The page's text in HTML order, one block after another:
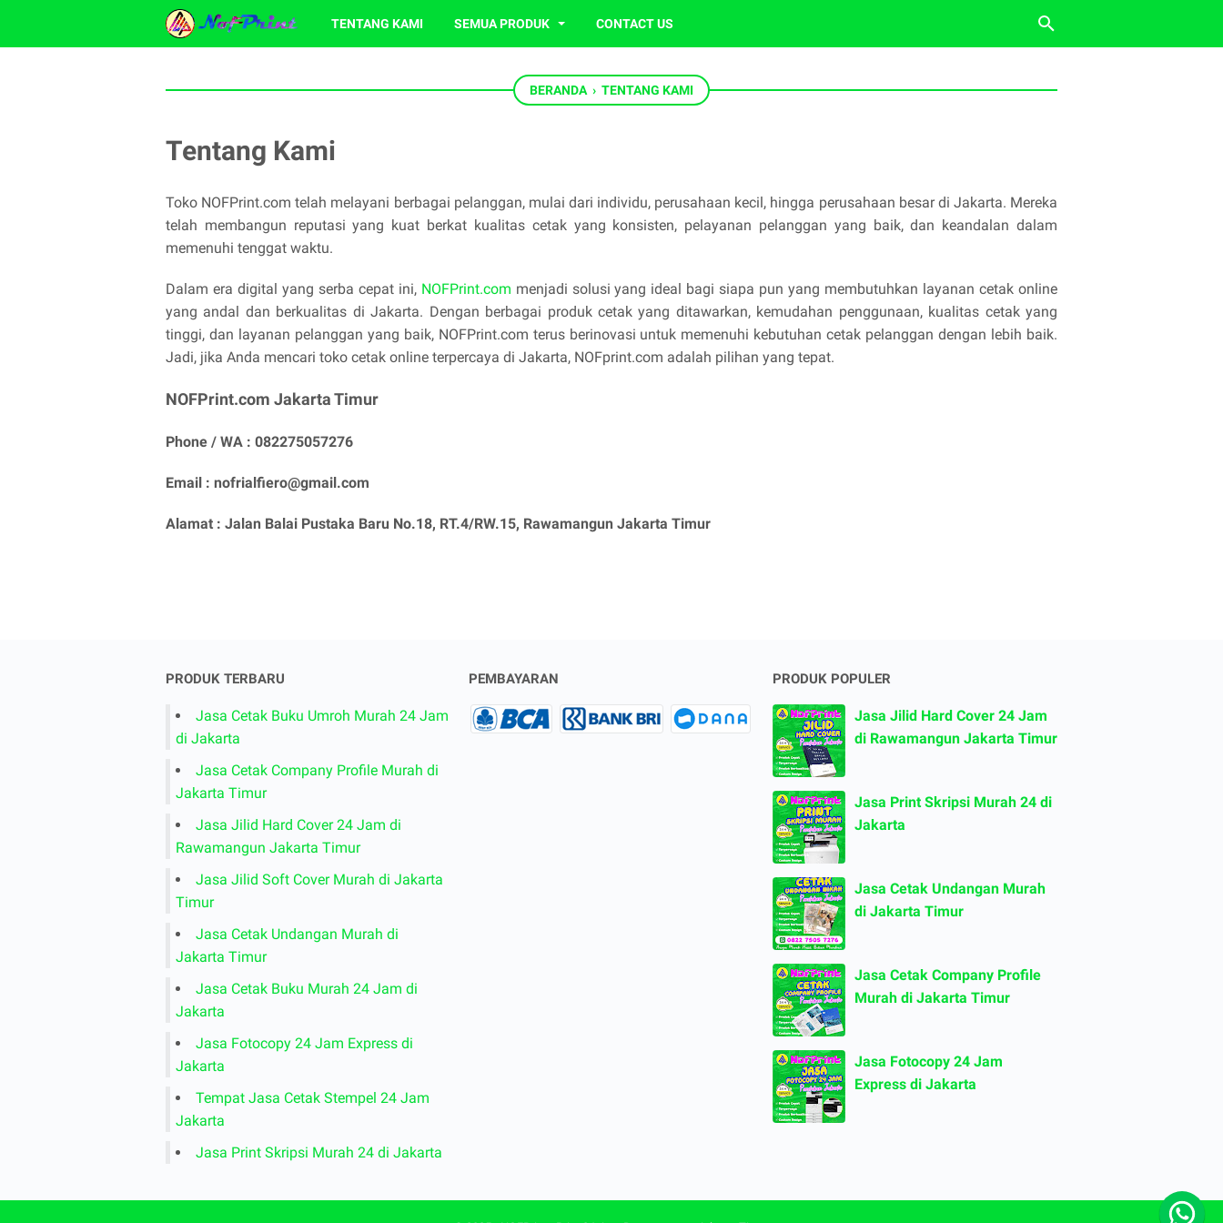
TENTANG KAMI SEMUA PRODUK CONTACT US
BERANDA › TENTANG KAMI
Tentang Kami
Toko NOFPrint.com telah melayani berbagai pelanggan, mulai dari individu, perusahaan kecil, hingga perusahaan besar di Jakarta. Mereka
telah membangun reputasi yang kuat berkat kualitas cetak yang konsisten, pelayanan pelanggan yang baik, dan keandalan dalam
memenuhi tenggat waktu.
Dalam era digital yang serba cepat ini, NOFPrint.com menjadi solusi yang ideal bagi siapa pun yang membutuhkan layanan cetak online
yang andal dan berkualitas di Jakarta. Dengan berbagai produk cetak yang ditawarkan, kemudahan penggunaan, kualitas cetak yang
tinggi, dan layanan pelanggan yang baik, NOFPrint.com terus berinovasi untuk memenuhi kebutuhan cetak pelanggan dengan lebih baik.
Jadi, jika Anda mencari toko cetak online terpercaya di Jakarta, NOFprint.com adalah pilihan yang tepat.
NOFPrint.com Jakarta Timur
Phone / WA : 082275057276
Email : nofrialfiero@gmail.com
Alamat : Jalan Balai Pustaka Baru No.18, RT.4/RW.15, Rawamangun Jakarta Timur
PRODUK TERBARU
Jasa Cetak Buku Umroh Murah 24 Jam
di Jakarta
Jasa Cetak Company Profile Murah di
Jakarta Timur
Jasa Jilid Hard Cover 24 Jam di
Rawamangun Jakarta Timur
Jasa Jilid Soft Cover Murah di Jakarta
Timur
Jasa Cetak Undangan Murah di
Jakarta Timur
Jasa Cetak Buku Murah 24 Jam di
Jakarta
Jasa Fotocopy 24 Jam Express di
Jakarta
Tempat Jasa Cetak Stempel 24 Jam
Jakarta
Jasa Print Skripsi Murah 24 di Jakarta
PEMBAYARAN PRODUK POPULER
Jasa Jilid Hard Cover 24 Jam
di Rawamangun Jakarta Timur
Jasa Print Skripsi Murah 24 di
Jakarta
Jasa Cetak Undangan Murah
di Jakarta Timur
Jasa Cetak Company Profile
Murah di Jakarta Timur
Jasa Fotocopy 24 Jam
Express di Jakarta